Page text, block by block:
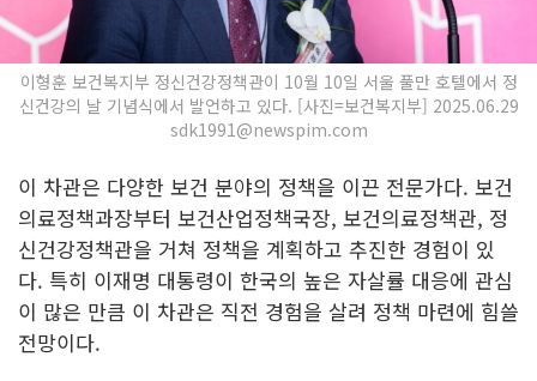
이형훈 보건복지부 정신건강정책관이 10월 10일 서울 풀만 호텔에서 정
신건강의 날 기념식에서 발언하고 있다. [사진=보건복지부] 2025.06.29
sdk1991@newspim.com
이 차관은 다양한 보건 분야의 정책을 이끈 전문가다. 보건
의료정책과장부터 보건산업정책국장, 보건의료정책관, 정
신건강정책관을 거쳐 정책을 계획하고 추진한 경험이 있
다. 특히 이재명 대통령이 한국의 높은 자살률 대응에 관심
이 많은 만큼 이 차관은 직전 경험을 살려 정책 마련에 힘쓸
전망이다.